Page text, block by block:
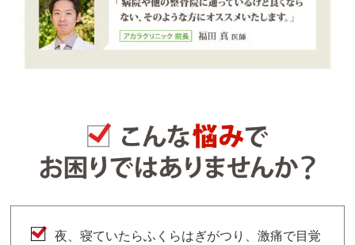
夜、寝ていたらふくらはぎがつり、激痛で目覚